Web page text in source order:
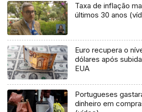
Taxa de inflação
últimos 30 anos
Euro recupera o
dólares após
EUA
Portugueses
dinheiro em